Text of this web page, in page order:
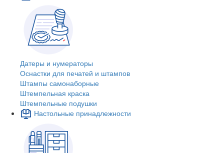
Датеры и нумераторы
Оснастки для печатей и штампов
Штампы самонаборные
Штемпельная краска
Штемпельные подушки
Настольные принадлежности